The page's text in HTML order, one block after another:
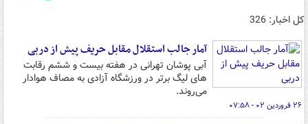
کل اخبار: 326
آمار جالب استقلال مقابل حریف پیش از دربی
آبی پوشان تهرانی در هفته بیست و ششم رقابت
های لیگ برتر در ورزشگاه آزادی به مصاف هوادار
می‌روند.
۲۶ فروردین ۰۲ - ۰۷:۵۸